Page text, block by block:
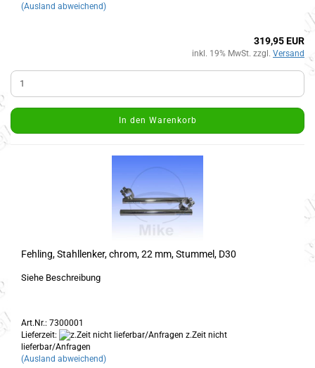
(Ausland abweichend)
319,95 EUR
inkl. 19% MwSt. zzgl. Versand
In den Warenkorb
Fehling, Stahllenker, chrom, 22 mm, Stummel, D30
Siehe Beschreibung
Art.Nr.: 7300001
Lieferzeit:
z.Zeit nicht
lieferbar/Anfragen
(Ausland abweichend)